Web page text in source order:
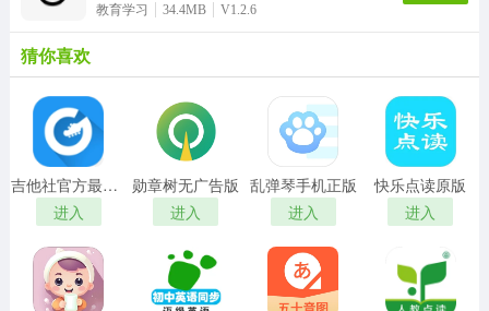
教育学习 34.4MB V1.2.6
猜你喜欢
吉他社官方最新版
进入
勋章树无广告版
进入
乱弹琴手机正版
进入
快乐点读原版
进入